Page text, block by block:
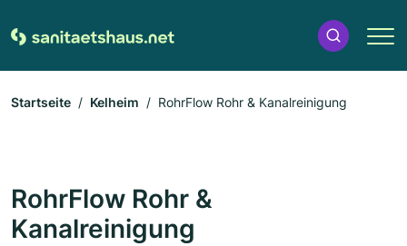
Startseite Kelheim RohrFlow Rohr & Kanalreinigung
RohrFlow Rohr &
Kanalreinigung